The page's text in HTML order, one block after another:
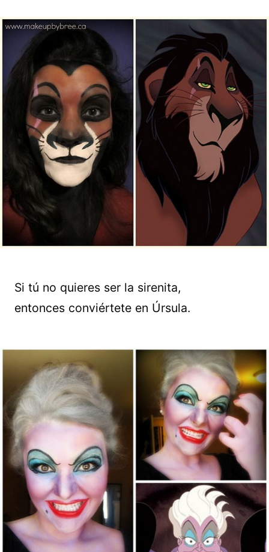
Si tú no quieres ser la sirenita,
entonces conviértete en Úrsula.